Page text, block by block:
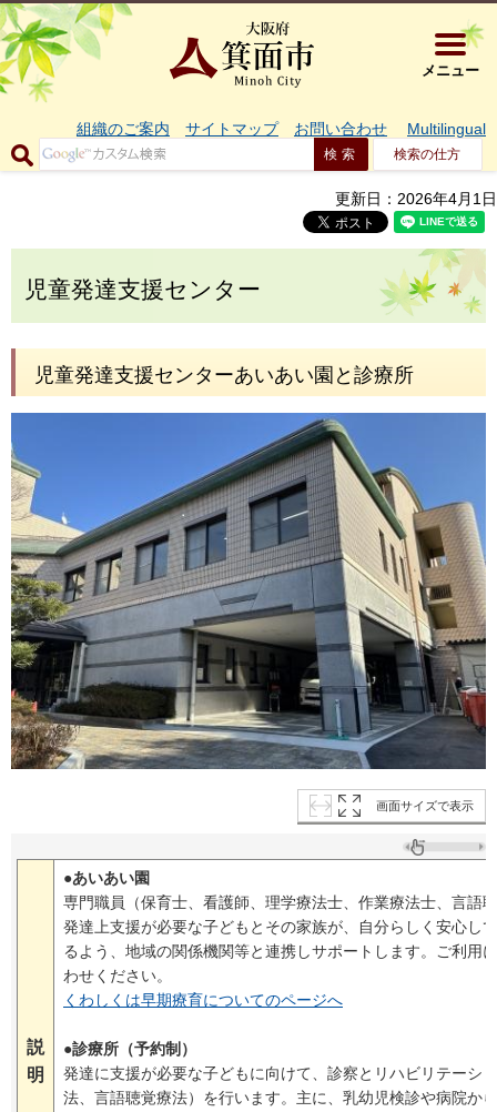
大阪府箕
メニュー
組織のご案内 サイトマップ お問い合わせ Multilingual
検索の仕方
更新日：2026年4月1日
児童発達支援センター
児童発達支援センターあいあい園と診療所
画面サイズで表示
説
明
●あいあい園
専門職員（保育士、看護師、理学療法士、作業療法士、言語
発達上支援が必要な子どもとその家族が、自分らしく安心し
るよう、地域の関係機関等と連携しサポートします。ご利用
わせください。
くわしくは早期療育についてのページへ
●診療所（予約制）
発達に支援が必要な子どもに向けて、診察とリハビリテーシ
法、言語聴覚療法）を行います。主に、乳幼児検診や病院か